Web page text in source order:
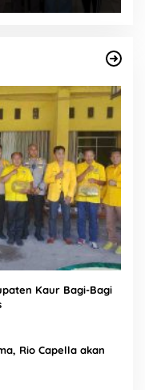
Kaur Bagi-Bagi
Rio Capella akan